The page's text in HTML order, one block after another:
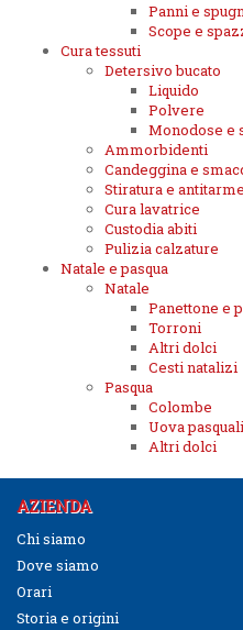
Panni e
Scope e
Cura tessuti
Detersivo bucato
Liquido
Polvere
Monodose e
Ammorbidenti
Candeggina e
Stiratura e antitarme
Cura lavatrice
Custodia abiti
Pulizia calzature
Natale e pasqua
Natale
Panettone e
Torroni
Altri dolci
Cesti natalizi
Pasqua
Colombe
Uova pasquali
Altri dolci
AZIENDA
Chi siamo
Dove siamo
Orari
Storia e origini